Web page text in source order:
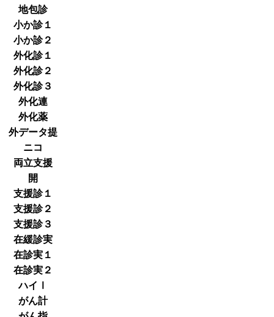
地包診
小か診１
小か診２
外化診１
外化診２
外化診３
外化連
外化薬
外データ提
ニコ
両立支援
開
支援診１
支援診２
支援診３
在緩診実
在診実１
在診実２
ハイⅠ
がん計